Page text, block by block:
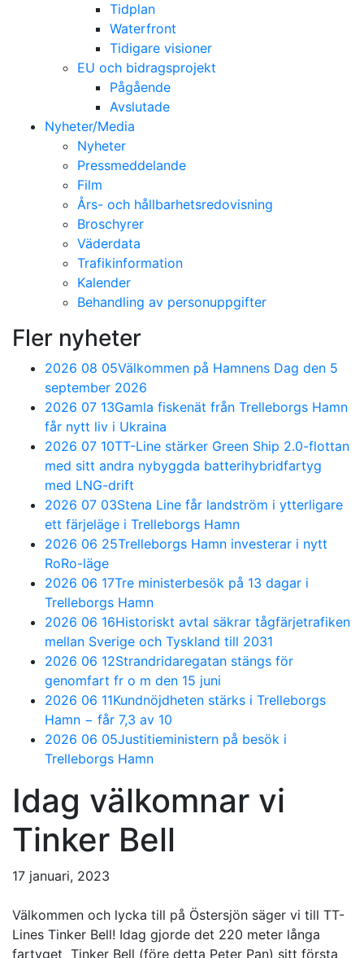
Tidplan
Waterfront
Tidigare visioner
EU och bidragsprojekt
Pågående
Avslutade
Nyheter/Media
Nyheter
Pressmeddelande
Film
Års- och hållbarhetsredovisning
Broschyrer
Väderdata
Trafikinformation
Kalender
Behandling av personuppgifter
Fler nyheter
2026 08 05Välkommen på Hamnens Dag den 5
september 2026
2026 07 13Gamla fiskenät från Trelleborgs Hamn
får nytt liv i Ukraina
2026 07 10TT-Line stärker Green Ship 2.0-flottan
med sitt andra nybyggda batterihybridfartyg
med LNG-drift
2026 07 03Stena Line får landström i ytterligare
ett färjeläge i Trelleborgs Hamn
2026 06 25Trelleborgs Hamn investerar i nytt
RoRo-läge
2026 06 17Tre ministerbesök på 13 dagar i
Trelleborgs Hamn
2026 06 16Historiskt avtal säkrar tågfärjetrafiken
mellan Sverige och Tyskland till 2031
2026 06 12Strandridaregatan stängs för
genomfart fr o m den 15 juni
2026 06 11Kundnöjdheten stärks i Trelleborgs
Hamn − får 7,3 av 10
2026 06 05Justitieministern på besök i
Trelleborgs Hamn
Idag välkomnar vi
Tinker Bell
17 januari, 2023
Välkommen och lycka till på Östersjön säger vi till TT-
Lines Tinker Bell! Idag gjorde det 220 meter långa
fartyget Tinker Bell (före detta Peter Pan) sitt första